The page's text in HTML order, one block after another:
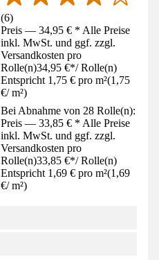
(6)
Preis — 34,95 € * Alle Preise
inkl. MwSt. und ggf. zzgl.
Versandkosten pro
Rolle(n)34,95 €*/ Rolle(n)
Entspricht 1,75 € pro m²(1,75
€/ m²)
Bei Abnahme von 28 Rolle(n):
Preis — 33,85 € * Alle Preise
inkl. MwSt. und ggf. zzgl.
Versandkosten pro
Rolle(n)33,85 €*/ Rolle(n)
Entspricht 1,69 € pro m²(1,69
€/ m²)